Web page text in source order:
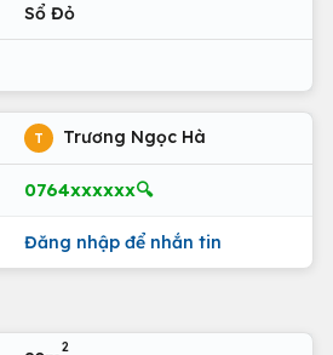
Sổ Đỏ
T Trương Ngọc Hà
0764xxxxxx🔍
Đăng nhập để nhắn tin
2